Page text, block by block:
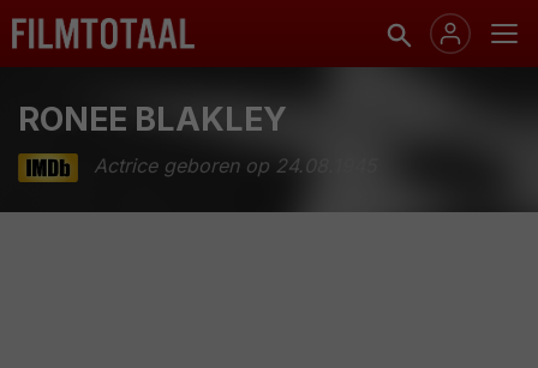
RONEE BLAKLEY
Actrice geboren op 24.08.1945